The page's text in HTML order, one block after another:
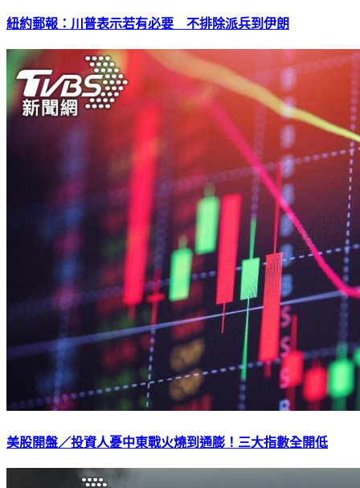
紐約郵報：川普表示若有必要 不排除派兵到伊朗
美股開盤／投資人憂中東戰火燒到通膨！三大指數全開低